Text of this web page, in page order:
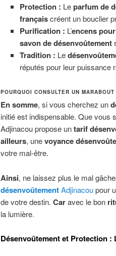
Protection : Leparfum de
françaiscréent un bouclier
Purification : L’encens
savon de désenvoûtement
Tradition : Le
réputés pour leur puissance
POURQUOI CONSULTER UN
En somme, si vous cherchez un
initié est indispensable. Que vous
Adjinacou propose untarif
ailleurs, unevoyance
votre mal-être.
Ainsi, ne laissez plus le mal
désenvoûtementAdjinacoupour
de votre destin. Caravec le bon
la lumière.
Désenvoûtement et Protection